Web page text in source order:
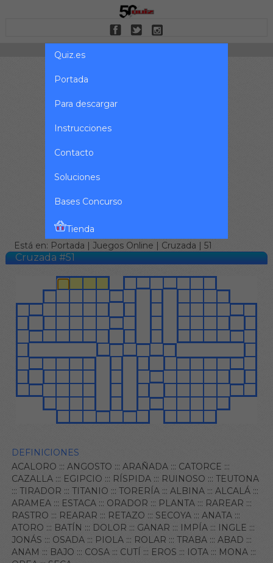
Quiz.es
Portada
Para descargar
Instrucciones
Contacto
Soluciones
Bases Concurso
Tienda
Está en: Portada | Juegos Online | Cruzada | 51
Cruzada #51
DEFINICIONES
ACALORO ::: ANGOSTO ::: ARAÑADA::: CATORCE :::
CAZALLA::: EGIPCIO ::: RÍSPIDA::: RUINOSO ::: TEUTONA
::: TIRADOR ::: TITANIO ::: TORERÍA::: ALBINA::: ALCALÁ:::
ARAMEA::: ESTACA::: ORADOR ::: PLANTA::: RAREAR :::
RASTRO ::: REARAR ::: RETAZO ::: SECOYA::: ANATA:::
ATORO ::: BATÍN ::: DOLOR ::: GANAR ::: IMPÍA::: INGLE :::
JONÁS ::: OSADA::: PIOLA::: ROLAR ::: TRABA::: ABAD :::
ANAM ::: BAJO ::: COSA::: CUTÍ ::: EROS ::: IOTA::: MONA:::